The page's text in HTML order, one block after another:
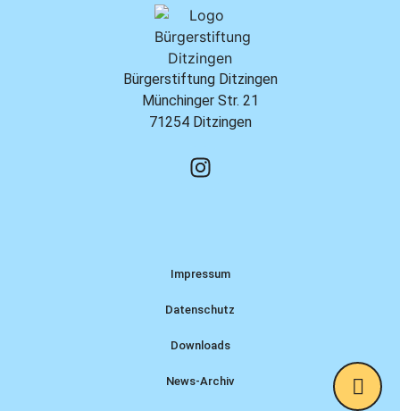
Bürgerstiftung Ditzingen
Münchinger Str. 21
71254 Ditzingen
Impressum
Datenschutz
Downloads
News-Archiv